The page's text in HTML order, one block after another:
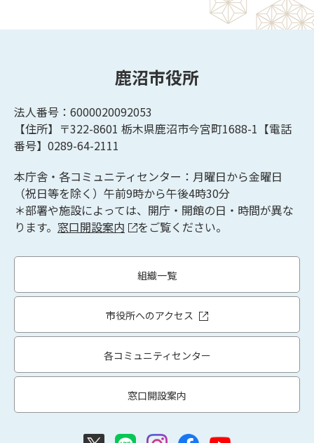
鹿沼市役所
法人番号：6000020092053
【住所】〒322-8601 栃木県鹿沼市今宮町1688-1【電話
番号】0289-64-2111
本庁舎・各コミュニティセンター：月曜日から金曜日
（祝日等を除く）午前9時から午後4時30分
＊部署や施設によっては、開庁・開館の日・時間が異な
ります。 窓口開設案内 をご覧ください。
組織一覧
市役所へのアクセス
各コミュニティセンター
窓口開設案内